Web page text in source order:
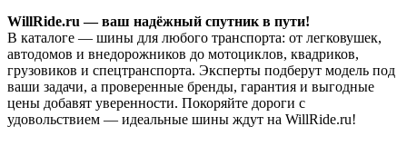
WillRide.ru — ваш надёжный спутник в пути!
В каталоге — шины для любого транспорта: от легковушек,
автодомов и внедорожников до мотоциклов, квадриков,
грузовиков и спецтранспорта. Эксперты подберут модель под
ваши задачи, а проверенные бренды, гарантия и выгодные
цены добавят уверенности. Покоряйте дороги с
удовольствием — идеальные шины ждут на WillRide.ru!